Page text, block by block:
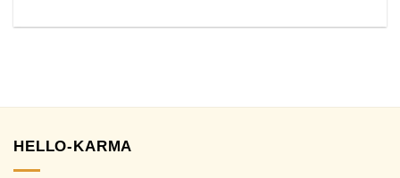
HELLO-KARMA